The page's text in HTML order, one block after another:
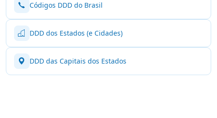
Códigos DDD do Brasil
DDD dos Estados (e Cidades)
DDD das Capitais dos Estados